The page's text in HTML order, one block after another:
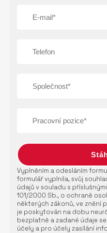
Vyplněním a odesláním
formulář vyplnila, svůj
údajů v souladu s
101/2000 Sb., o ochraně
některých zákonů, ve znění
je poskytován na dobu
bezplatně a zadané údaje
účely a pro účely zasílání